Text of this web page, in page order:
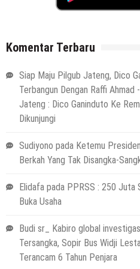
Komentar Terbaru
Siap Maju Pilgub Jateng, Dico
Terbangun Dengan Raffi Ahmad
Jateng : Dico Ganinduto Ke
Dikunjungi
Sudiyono pada Ketemu
Berkah Yang Tak Disangka-
Elidafa pada PPRSS : 250 Juta
Buka Usaha
Budi sr_ Kabiro global
Tersangka, Sopir Bus Widji
Terancam 6 Tahun Penjara